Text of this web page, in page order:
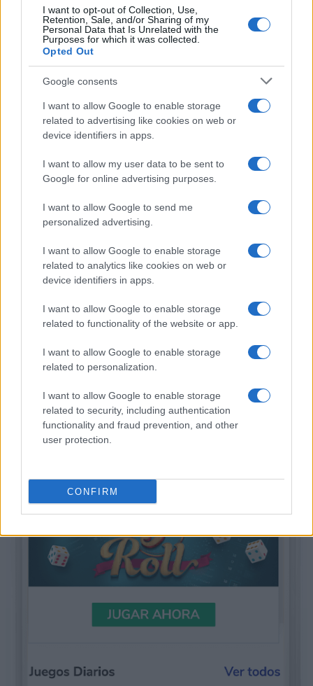
I want to opt-out of Collection, Use,
Retention, Sale, and/or Sharing of my
Personal Data that Is Unrelated with the
Purposes for which it was collected.
Opted Out
Google consents
I want to allow Google to enable storage
related to advertising like cookies on web or
device identifiers in apps.
I want to allow my user data to be sent to
Google for online advertising purposes.
I want to allow Google to send me
personalized advertising.
I want to allow Google to enable storage
related to analytics like cookies on web or
device identifiers in apps.
I want to allow Google to enable storage
related to functionality of the website or app.
I want to allow Google to enable storage
related to personalization.
I want to allow Google to enable storage
related to security, including authentication
functionality and fraud prevention, and other
user protection.
CONFIRM
Comparte tus puntuaciones con tus amigos en
diferentes redes sociales.
Más información sobre la zona de
juegos
Además de funciones de juego, sociales y de perfil, la
nueva zona de juegos incluirá varias actualizaciones
para ofrecer la mejor experiencia de entretenimiento
posible.
Estos son solo algunos de los innovadores cambios que
presentará la zona de juegos: